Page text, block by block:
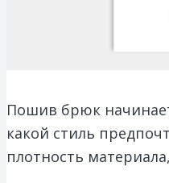
Пошив брюк
какой стиль
плотность